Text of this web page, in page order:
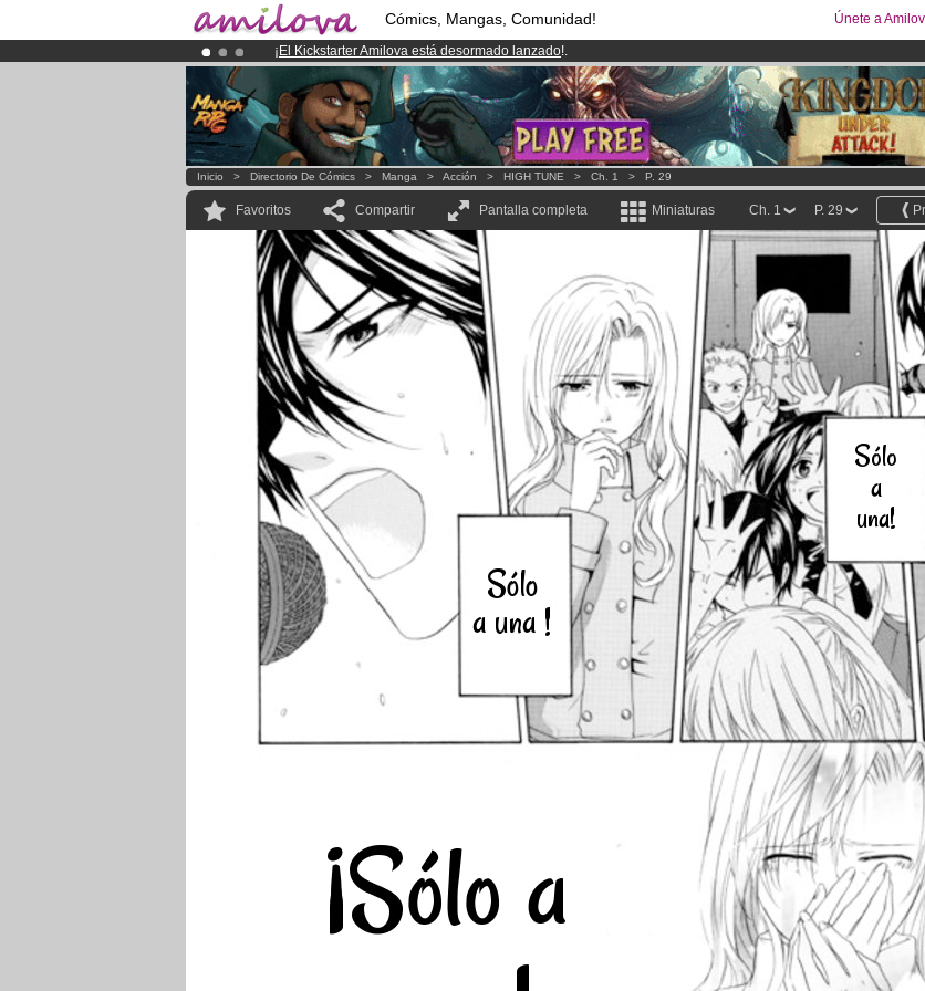
Cómics, Mangas, Comunidad! Únete a
¡ El Kickstarter Amilova está desormado lanzado!.
¡Ya tenemos 100000miembrosy 1000Cómics y Mangas!.
¡Conviertete en Premium por3.95 euros al mes!Hazte Premium ya
Inicio > Directorio De Cómics > Manga > Acción > HIGH TUNE > Ch. 1 > P. 29
Favoritos Compartir Pantalla completa Miniaturas P. 29
Ch. 1
Sólo
a
una!
Sólo
a una !
¡Sólo a